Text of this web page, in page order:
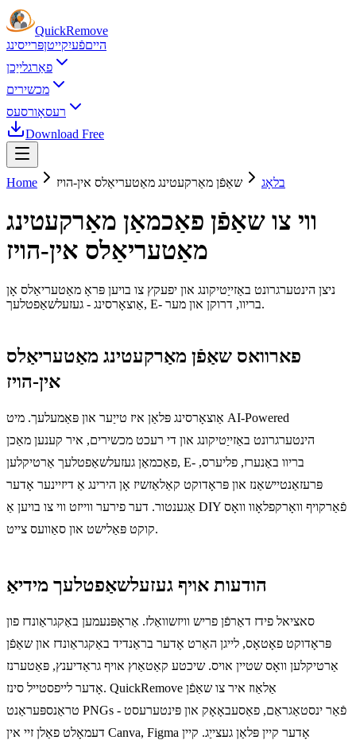
QuickRemove
הייםפֿעיִקייטןפּרייסינג
פאַרגלייַכן
מכשירים
רעסאָורסעס
Download Free
Home בלאָג שאַפֿן מאַרקעטינג מאַטעריאַלס אין-הויז
ווי צו שאַפֿן פאַכמאַן מאַרקעטינג
מאַטעריאַלס אין-הויז
ניצן הינטערגרונט באַזייַטיקונג און יפעקץ צו בויען פּראָ מאַטעריאַלס אָן
אַוצאָרסינג - געזעלשאַפטלעך, E- בריוו, דרוקן און מער.
פארוואס שאַפֿן מאַרקעטינג מאַטעריאַלס
אין-הויז
אַוצאָרסינג פּלאַן איז טייַער און פּאַמעלעך. מיט AI-Powered
הינטערגרונט באַזייַטיקונג און די רעכט מכשירים, איר קענען מאַכן
פאַכמאַן געזעלשאַפטלעך אַרטיקלען, E- בריוו באַנערז, פליערס,
פּרעזאַנטיישאַנז און פּראָדוקט קאַלאַזשיז אָן הירינג אַ דיזיינער אָדער
אַגענטור. דער פירער ווייזט ווי צו בויען אַ DIY פֿאַרקויף וואָרקפלאָוו וואָס
קוקט פּאַלישט און סאַוועס צייט.
הודעות אויף געזעלשאַפטלעך מידיאַ
סאציאל פידז דאַרפֿן פריש וויזשוואַלז. אַראָפּנעמען באַקגראַונדז פון
פּראָדוקט פאָטאָס, לייגן האַרט אָדער בראַנדיד באַקגראַונדז און שאַפֿן
אַרטיקלען וואָס שטיין אויס. שיכטע קאַטאַוץ אויף גראַדיענץ, פּאַטערנז
אָדער לייפסטייל סינז. QuickRemove אַלאַוז איר צו שאַפֿן
טראַנספּעראַנט PNGs פֿאַר ינסטאַגראַם, פאַסעבאָאָק און פּינטערעסט -
דעמאָלט פאַלן זיי אין Canva, Figma אָדער קיין פּלאַן געצייַג. קיין